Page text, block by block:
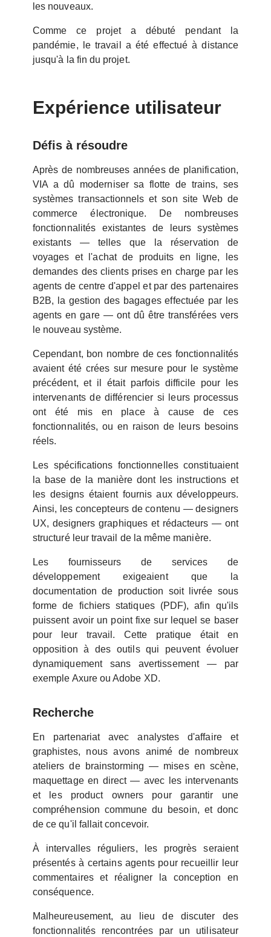
les nouveaux.
Comme ce projet a débuté pendant la
pandémie, le travail a été effectué à distance
jusqu'à la fin du projet.
Expérience utilisateur
Défis à résoudre
Après de nombreuses années de planification,
VIA a dû moderniser sa flotte de trains, ses
systèmes transactionnels et son site Web de
commerce électronique. De nombreuses
fonctionnalités existantes de leurs systèmes
existants — telles que la réservation de
voyages et l'achat de produits en ligne, les
demandes des clients prises en charge par les
agents de centre d'appel et par des partenaires
B2B, la gestion des bagages effectuée par les
agents en gare — ont dû être transférées vers
le nouveau système.
Cependant, bon nombre de ces fonctionnalités
avaient été crées sur mesure pour le système
précédent, et il était parfois difficile pour les
intervenants de différencier si leurs processus
ont été mis en place à cause de ces
fonctionnalités, ou en raison de leurs besoins
réels.
Les spécifications fonctionnelles constituaient
la base de la manière dont les instructions et
les designs étaient fournis aux développeurs.
Ainsi, les concepteurs de contenu — designers
UX, designers graphiques et rédacteurs — ont
structuré leur travail de la même manière.
Les fournisseurs de services de
développement exigeaient que la
documentation de production soit livrée sous
forme de fichiers statiques (PDF), afin qu'ils
puissent avoir un point fixe sur lequel se baser
pour leur travail. Cette pratique était en
opposition à des outils qui peuvent évoluer
dynamiquement sans avertissement — par
exemple Axure ou Adobe XD.
Recherche
En partenariat avec analystes d'affaire et
graphistes, nous avons animé de nombreux
ateliers de brainstorming — mises en scène,
maquettage en direct — avec les intervenants
et les product owners pour garantir une
compréhension commune du besoin, et donc
de ce qu'il fallait concevoir.
À intervalles réguliers, les progrès seraient
présentés à certains agents pour recueillir leur
commentaires et réaligner la conception en
conséquence.
Malheureusement, au lieu de discuter des
fonctionnalités rencontrées par un utilisateur